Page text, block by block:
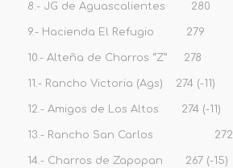
8.- JG de Aguascalientes 280
9.- Hacienda El Refugio 279
10.- Alteña de Charros “Z” 278
11.- Rancho Victoria (Ags) 274 (-11)
12.- Amigos de Los Altos 274 (-11)
13.- Rancho San Carlos 272
14.- Charros de Zapopan 267 (-15)